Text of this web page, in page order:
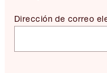
Dirección de correo